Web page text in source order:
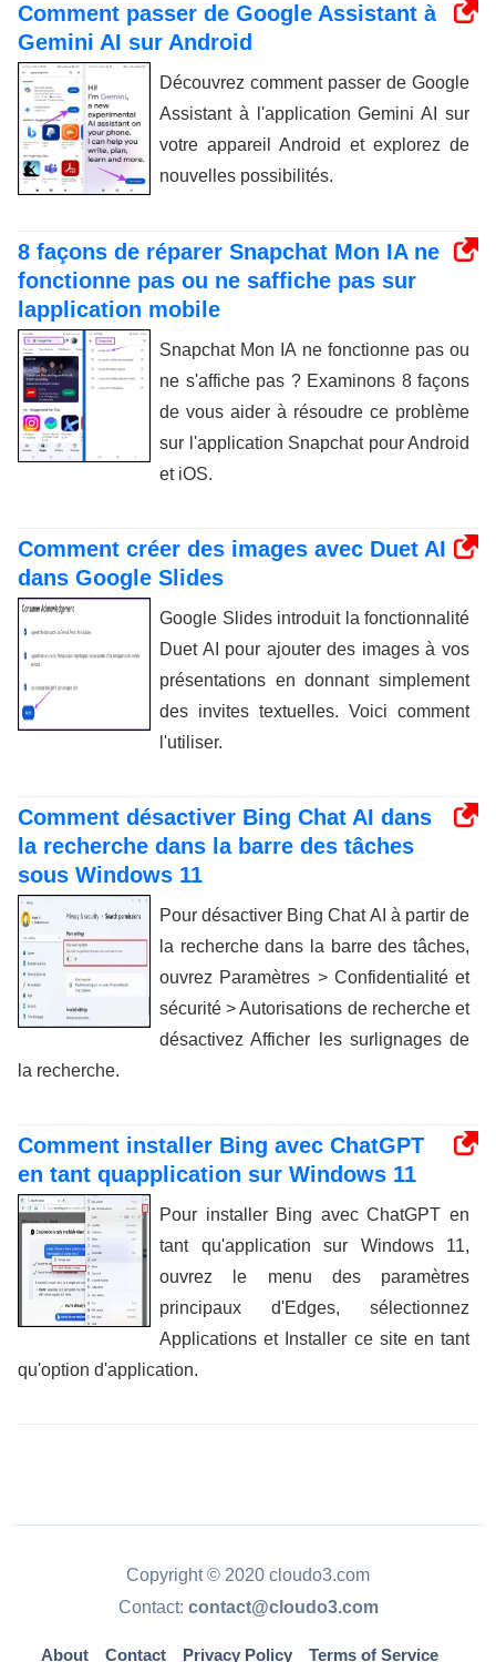
Comment passer de Google Assistant à
Gemini AI sur Android
Découvrez comment passer de Google
Assistant à l'application Gemini AI sur
votre appareil Android et explorez de
nouvelles possibilités.
8 façons de réparer Snapchat Mon IA ne
fonctionne pas ou ne saffiche pas sur
lapplication mobile
Snapchat Mon IA ne fonctionne pas ou
ne s'affiche pas ? Examinons 8 façons
de vous aider à résoudre ce problème
sur l'application Snapchat pour Android
et iOS.
Comment créer des images avec Duet AI
dans Google Slides
Google Slides introduit la fonctionnalité
Duet AI pour ajouter des images à vos
présentations en donnant simplement
des invites textuelles. Voici comment
l'utiliser.
Comment désactiver Bing Chat AI dans
la recherche dans la barre des tâches
sous Windows 11
Pour désactiver Bing Chat AI à partir de
la recherche dans la barre des tâches,
ouvrez Paramètres > Confidentialité et
sécurité > Autorisations de recherche et
désactivez Afficher les surlignages de
la recherche.
Comment installer Bing avec ChatGPT
en tant quapplication sur Windows 11
Pour installer Bing avec ChatGPT en
tant qu'application sur Windows 11,
ouvrez le menu des paramètres
principaux d'Edges, sélectionnez
Applications et Installer ce site en tant
qu'option d'application.
Copyright © 2020 cloudo3.com
Contact: contact@cloudo3.com
About Contact Privacy Policy Terms of Service